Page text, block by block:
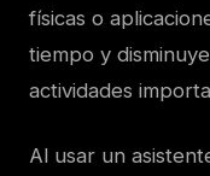
físicas o
tiempo y
actividades
Al usar un